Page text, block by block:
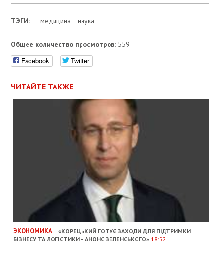
ТЭГИ: медицина наука
Общее количество просмотров: 559
Facebook Twitter
ЧИТАЙТЕ ТАКЖЕ
ЭКОНОМИКА
«КОРЕЦЬКИЙ ГОТУЄ ЗАХОДИ ДЛЯ ПІДТРИМКИ
БІЗНЕСУ ТА ЛОГІСТИКИ – АНОНС ЗЕЛЕНСЬКОГО» 18:52